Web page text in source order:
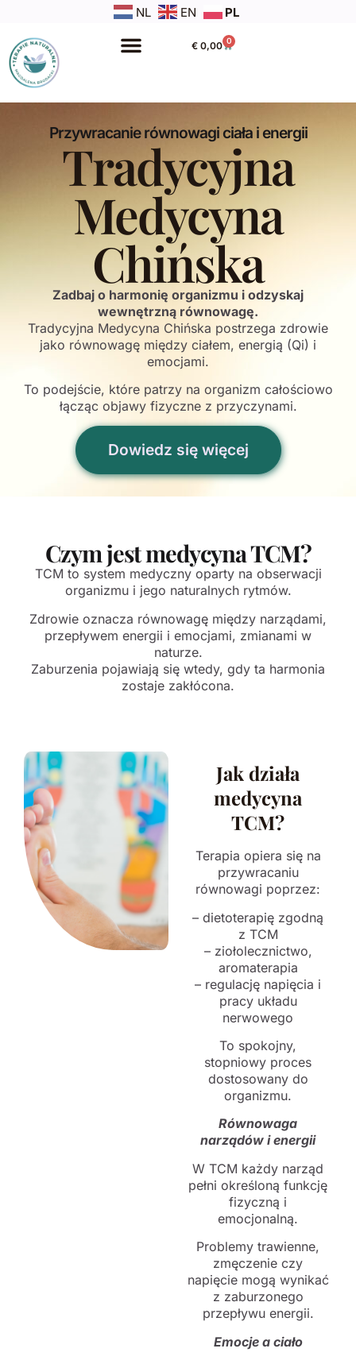
NL EN PL
€ 0,00 0
Przywracanie równowagi ciała i energii
Tradycyjna
Medycyna
Chińska
Zadbaj o harmonię organizmu i odzyskaj
wewnętrzną równowagę.
Tradycyjna Medycyna Chińska postrzega zdrowie
jako równowagę między ciałem, energią (Qi) i
emocjami.
To podejście, które patrzy na organizm całościowo
łącząc objawy fizyczne z przyczynami.
Dowiedz się więcej
Czym jest medycyna TCM?
TCM to system medyczny oparty na obserwacji
organizmu i jego naturalnych rytmów.
Zdrowie oznacza równowagę między narządami,
przepływem energii i emocjami, zmianami w
naturze.
Zaburzenia pojawiają się wtedy, gdy ta harmonia
zostaje zakłócona.
Jak działa
medycyna
TCM?
Terapia opiera się na
przywracaniu
równowagi poprzez:
– dietoterapię zgodną
z TCM
– ziołolecznictwo,
aromaterapia
– regulację napięcia i
pracy układu
nerwowego
To spokojny,
stopniowy proces
dostosowany do
organizmu.
Równowaga
narządów i energii
W TCM każdy narząd
pełni określoną funkcję
fizyczną i
emocjonalną.
Problemy trawienne,
zmęczenie czy
napięcie mogą wynikać
z zaburzonego
przepływu energii.
Emocje a ciało